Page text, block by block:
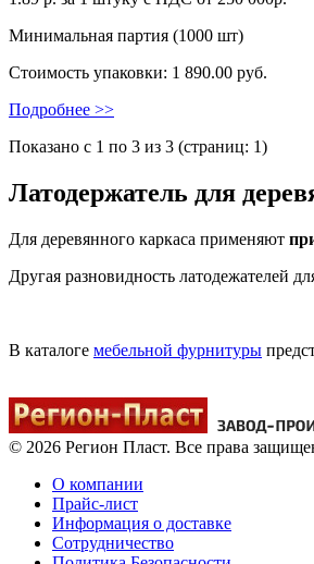
Минимальная партия (1000 шт)
Стоимость упаковки: 1 890.00 руб.
Подробнее >>
Показано с 1 по 3 из 3 (страниц: 1)
Латодержатель для
Для деревянного каркаса применяют
Другая разновидность латодежателей
В каталоге мебельной фурнитуры
© 2026 Регион Пласт. Все права
О компании
Прайс-лист
Информация о доставке
Сотрудничество